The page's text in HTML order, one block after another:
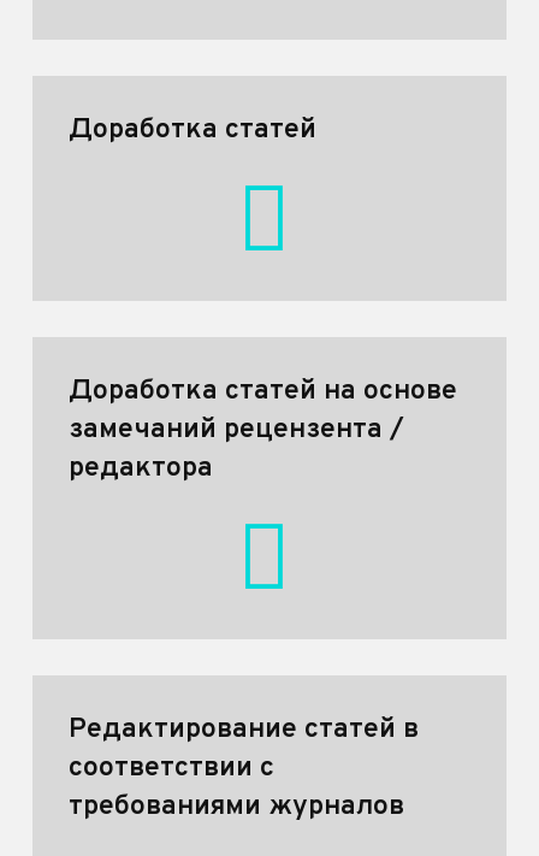
Доработка статей
Доработка статей на основе
замечаний рецензента /
редактора
Редактирование статей в
соответствии с
требованиями журналов